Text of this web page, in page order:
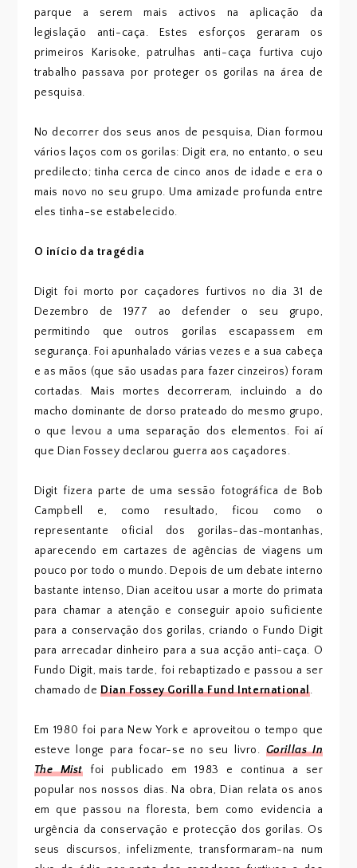
parque a serem mais activos na aplicação da
legislação anti-caça. Estes esforços geraram os
primeiros Karisoke, patrulhas anti-caça furtiva cujo
trabalho passava por proteger os gorilas na área de
pesquisa.
No decorrer dos seus anos de pesquisa, Dian formou
vários laços com os gorilas: Digit era, no entanto, o seu
predilecto; tinha cerca de cinco anos de idade e era o
mais novo no seu grupo. Uma amizade profunda entre
eles tinha-se estabelecido.
O início da tragédia
Digit foi morto por caçadores furtivos no dia 31 de
Dezembro de 1977 ao defender o seu grupo,
permitindo que outros gorilas escapassem em
segurança. Foi apunhalado várias vezes e a sua cabeça
e as mãos (que são usadas para fazer cinzeiros) foram
cortadas. Mais mortes decorreram, incluindo a do
macho dominante de dorso prateado do mesmo grupo,
o que levou a uma separação dos elementos. Foi aí
que Dian Fossey declarou guerra aos caçadores.
Digit fizera parte de uma sessão fotográfica de Bob
Campbell e, como resultado, ficou como o
representante oficial dos gorilas-das-montanhas,
aparecendo em cartazes de agências de viagens um
pouco por todo o mundo. Depois de um debate interno
bastante intenso, Dian aceitou usar a morte do primata
para chamar a atenção e conseguir apoio suficiente
para a conservação dos gorilas, criando o Fundo Digit
para arrecadar dinheiro para a sua acção anti-caça. O
Fundo Digit, mais tarde, foi rebaptizado e passou a ser
chamado deDian Fossey Gorilla Fund International.
Em 1980 foi para New York e aproveitou o tempo que
esteve longe para focar-se no seu livro. Gorillas In
The Mist foi publicado em 1983 e continua a ser
popular nos nossos dias. Na obra, Dian relata os anos
em que passou na floresta, bem como evidencia a
urgência da conservação e protecção dos gorilas. Os
seus discursos, infelizmente, transformaram-na num